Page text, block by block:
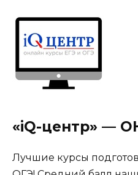
«iQ-центр» —
Лучшие курсы